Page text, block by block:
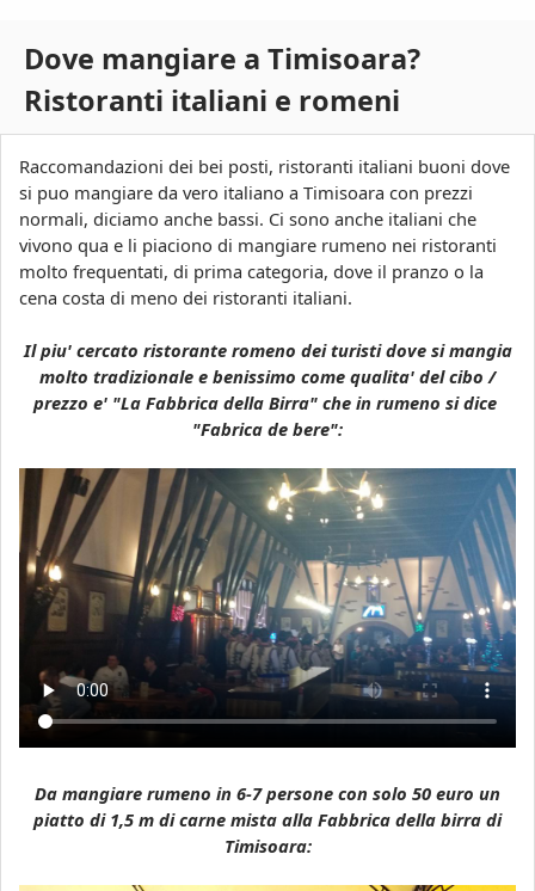
s
o
a
r
a
c
a
Dove mangiare a Timisoara?
Ristoranti italiani e romeni
Raccomandazioni dei bei posti, ristoranti italiani buoni dove
si puo mangiare da vero italiano a Timisoara con prezzi
normali, diciamo anche bassi. Ci sono anche italiani che
vivono qua e li piaciono di mangiare rumeno nei ristoranti
molto frequentati, di prima categoria, dove il pranzo o la
cena costa di meno dei ristoranti italiani.
Il piu' cercato ristorante romeno dei turisti dove si mangia
molto tradizionale e benissimo come qualita' del cibo /
prezzo e' "La Fabbrica della Birra" che in rumeno si dice
"Fabrica de bere":
Da mangiare rumeno in 6-7 persone con solo 50 euro un
piatto di 1,5 m di carne mista alla Fabbrica della birra di
Timisoara: